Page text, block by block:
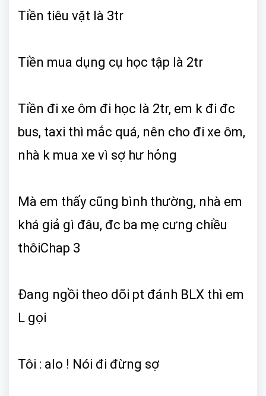
Tiền tiêu vặt là 3tr
Tiền mua dụng cụ học tập là 2tr
Tiền đi xe ôm đi học là 2tr, em k đi đc
bus, taxi thì mắc quá, nên cho đi xe ôm,
nhà k mua xe vì sợ hư hỏng
Mà em thấy cũng bình thường, nhà em
khá giả gì đâu, đc ba mẹ cưng chiều
thôiChap 3
Đang ngồi theo dõi pt đánh BLX thì em
L gọi
Tôi : alo ! Nói đi đừng sợ